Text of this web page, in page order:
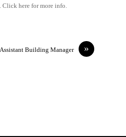
Click here for more info.
»
Assistant Building Manager